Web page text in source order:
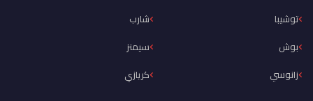
توشيبا
شارب
بوش
سيمنز
زانوسي
كريازي